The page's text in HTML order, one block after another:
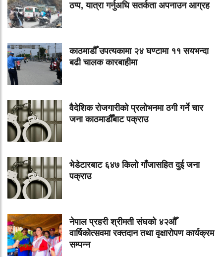
ठप्प, यात्रा गर्नुअघि सतर्कता अपनाउन आग्रह
काठमाडौँ उपत्यकामा २४ घण्टामा ११ सयभन्दा
बढी चालक कारबाहीमा
वैदेशिक रोजगारीको प्रलोभनमा ठगी गर्ने चार
जना काठमाडौँबाट पक्राउ
भेडेटारबाट ६४७ किलो गाँजासहित दुई जना
पक्राउ
नेपाल प्रहरी श्रीमती संघको ४२औँ
वार्षिकोत्सवमा रक्तदान तथा वृक्षारोपण कार्यक्रम
सम्पन्न